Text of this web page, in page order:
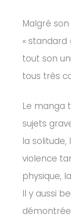
Malgré
« standard
tout son
tous très
Le manga
sujets
la solitude,
violence
physique,
Il y aussi